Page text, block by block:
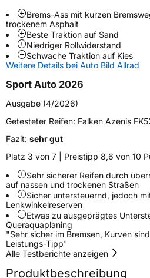
Weitere Eigenschaften
SchlauchtypTL
VerstärktXL
Felgenschutz
EU Label
EffizienzC
NasshaftungA
Rollgeräusch (Klasse)
Brems-Ass mit kurzen
trockenem Asphalt
Beste Traktion auf Sand
Niedriger Rollwiderstand
Schwache Traktion auf Kies
Weitere Details bei Auto Bild Allrad
Sport Auto 2026
Ausgabe (4/2026)
Getesteter Reifen: Falken Azenis
Fazit: sehr gut
Platz 3 von 7 | Preistipp 8,6 von 10
Sehr sicherer Reifen durch
auf nassen und trockenen Straßen
Sicher untersteuernd, jedoch
Lenkwinkelreserven
Etwas zu ausgeprägtes
Queraquaplaning
"Sehr sicher im Bremsen, Kurven
Leistungs-Tipp"
Alle Testberichte anzeigen
Produktbeschreibung